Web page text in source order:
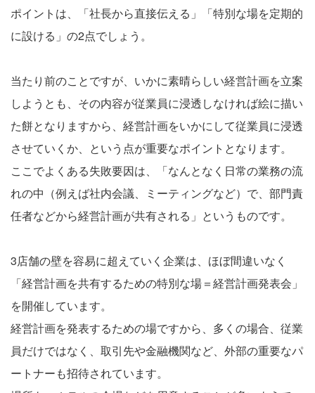
ポイントは、「社長から直接伝える」「特別な場を定期的
に設ける」の2点でしょう。
当たり前のことですが、いかに素晴らしい経営計画を立案
しようとも、その内容が従業員に浸透しなければ絵に描い
た餅となりますから、経営計画をいかにして従業員に浸透
させていくか、という点が重要なポイントとなります。
ここでよくある失敗要因は、「なんとなく日常の業務の流
れの中（例えば社内会議、ミーティングなど）で、部門責
任者などから経営計画が共有される」というものです。
3店舗の壁を容易に超えていく企業は、ほぼ間違いなく
「経営計画を共有するための特別な場＝経営計画発表会」
を開催しています。
経営計画を発表するための場ですから、多くの場合、従業
員だけではなく、取引先や金融機関など、外部の重要なパ
ートナーも招待されています。